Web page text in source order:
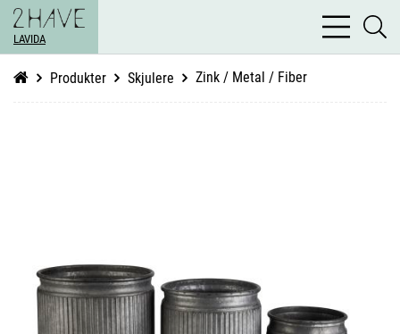
LAVIDA
bars
light
Produkter Skjulere Zink / Metal / Fiber